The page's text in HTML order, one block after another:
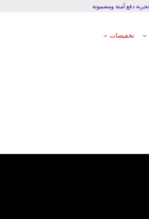
تجربة دفع آمنة ومضمونة
تخفيضات